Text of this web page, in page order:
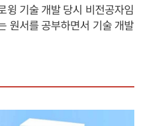
윙 기술 개발 당시 비전공자임
원서를 공부하면서 기술 개발